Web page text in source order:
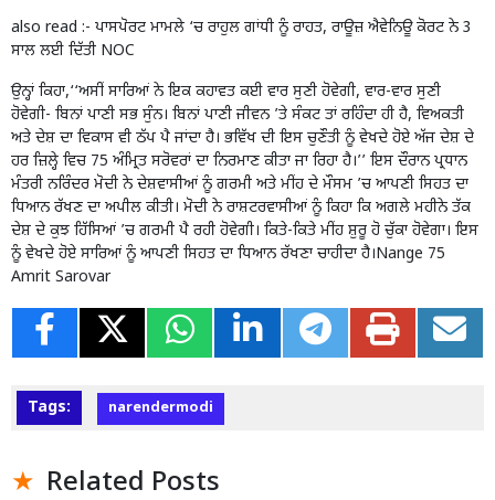
also read :- ਪਾਸਪੋਰਟ ਮਾਮਲੇ ‘ਚ ਰਾਹੁਲ ਗਾਂਧੀ ਨੂੰ ਰਾਹਤ, ਰਾਊਜ਼ ਐਵੇਨਿਊ ਕੋਰਟ ਨੇ 3
ਸਾਲ ਲਈ ਦਿੱਤੀ NOC
ਉਨ੍ਹਾਂ ਕਿਹਾ,‘‘ਅਸੀਂ ਸਾਰਿਆਂ ਨੇ ਇਕ ਕਹਾਵਤ ਕਈ ਵਾਰ ਸੁਣੀ ਹੋਵੇਗੀ, ਵਾਰ-ਵਾਰ ਸੁਣੀ
ਹੋਵੇਗੀ- ਬਿਨਾਂ ਪਾਣੀ ਸਭ ਸੁੰਨ। ਬਿਨਾਂ ਪਾਣੀ ਜੀਵਨ ’ਤੇ ਸੰਕਟ ਤਾਂ ਰਹਿੰਦਾ ਹੀ ਹੈ, ਵਿਅਕਤੀ
ਅਤੇ ਦੇਸ਼ ਦਾ ਵਿਕਾਸ ਵੀ ਠੱਪ ਪੈ ਜਾਂਦਾ ਹੈ। ਭਵਿੱਖ ਦੀ ਇਸ ਚੁਣੌਤੀ ਨੂੰ ਵੇਖਦੇ ਹੋਏ ਅੱਜ ਦੇਸ਼ ਦੇ
ਹਰ ਜ਼ਿਲ੍ਹੇ ਵਿਚ 75 ਅੰਮ੍ਰਿਤ ਸਰੋਵਰਾਂ ਦਾ ਨਿਰਮਾਣ ਕੀਤਾ ਜਾ ਰਿਹਾ ਹੈ।’’ ਇਸ ਦੌਰਾਨ ਪ੍ਰਧਾਨ
ਮੰਤਰੀ ਨਰਿੰਦਰ ਮੋਦੀ ਨੇ ਦੇਸ਼ਵਾਸੀਆਂ ਨੂੰ ਗਰਮੀ ਅਤੇ ਮੀਂਹ ਦੇ ਮੌਸਮ ’ਚ ਆਪਣੀ ਸਿਹਤ ਦਾ
ਧਿਆਨ ਰੱਖਣ ਦਾ ਅਪੀਲ ਕੀਤੀ। ਮੋਦੀ ਨੇ ਰਾਸ਼ਟਰਵਾਸੀਆਂ ਨੂੰ ਕਿਹਾ ਕਿ ਅਗਲੇ ਮਹੀਨੇ ਤੱਕ
ਦੇਸ਼ ਦੇ ਕੁਝ ਹਿੱਸਿਆਂ ’ਚ ਗਰਮੀ ਪੈ ਰਹੀ ਹੋਵੇਗੀ। ਕਿਤੇ-ਕਿਤੇ ਮੀਂਹ ਸ਼ੁਰੂ ਹੋ ਚੁੱਕਾ ਹੋਵੇਗਾ। ਇਸ
ਨੂੰ ਵੇਖਦੇ ਹੋਏ ਸਾਰਿਆਂ ਨੂੰ ਆਪਣੀ ਸਿਹਤ ਦਾ ਧਿਆਨ ਰੱਖਣਾ ਚਾਹੀਦਾ ਹੈ।Nange 75
Amrit Sarovar
Tags: narendermodi
Related Posts